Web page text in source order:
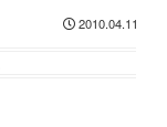
2010.04.11